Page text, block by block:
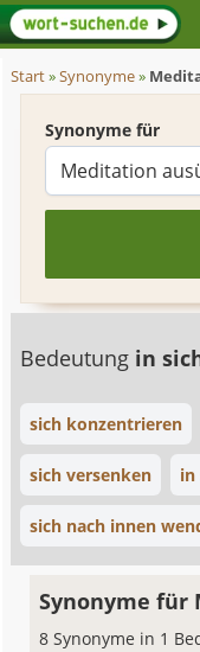
Start»Synonyme»
Synonyme für
Bedeutung in
sich konzentrieren
sich versenken in
sich nach innen
Synonyme für
8 Synonyme in 1